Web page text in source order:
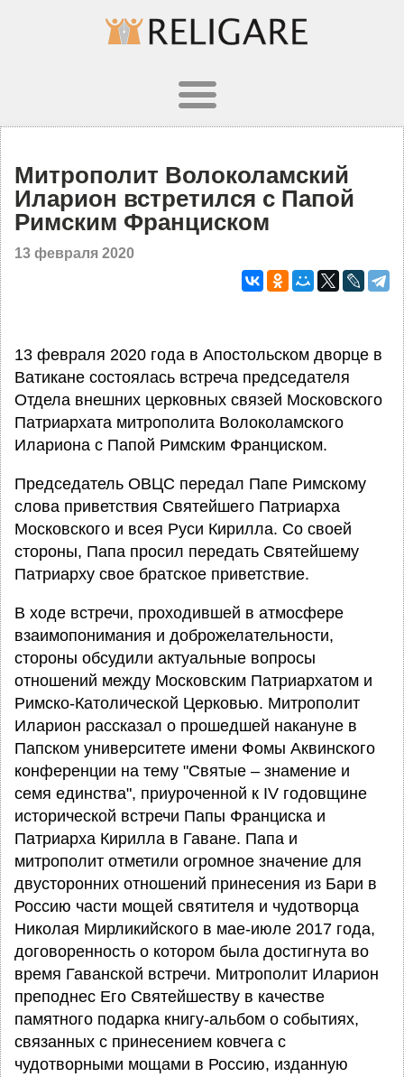
Митрополит Волоколамский
Иларион встретился с Папой
Римским Франциском
13 февраля 2020
13 февраля 2020 года в Апостольском дворце в
Ватикане состоялась встреча председателя
Отдела внешних церковных связей Московского
Патриархата митрополита Волоколамского
Илариона с Папой Римским Франциском.
Председатель ОВЦС передал Папе Римскому
слова приветствия Святейшего Патриарха
Московского и всея Руси Кирилла. Со своей
стороны, Папа просил передать Святейшему
Патриарху свое братское приветствие.
В ходе встречи, проходившей в атмосфере
взаимопонимания и доброжелательности,
стороны обсудили актуальные вопросы
отношений между Московским Патриархатом и
Римско-Католической Церковью. Митрополит
Иларион рассказал о прошедшей накануне в
Папском университете имени Фомы Аквинского
конференции на тему "Святые – знамение и
семя единства", приуроченной к IV годовщине
исторической встречи Папы Франциска и
Патриарха Кирилла в Гаване. Папа и
митрополит отметили огромное значение для
двусторонних отношений принесения из Бари в
Россию части мощей святителя и чудотворца
Николая Мирликийского в мае-июле 2017 года,
договоренность о котором была достигнута во
время Гаванской встречи. Митрополит Иларион
преподнес Его Святейшеству в качестве
памятного подарка книгу-альбом о событиях,
связанных с принесением ковчега с
чудотворными мощами в Россию, изданную